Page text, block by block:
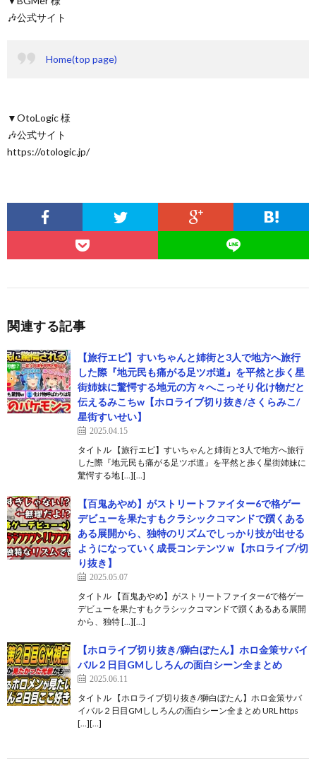
🎶公式サイト
Home(top page)
▼OtoLogic 様
🎶公式サイト
https://otologic.jp/
関連する記事
【旅行エピ】すいちゃんと姉街と3人で地方へ旅行
した際『地元民も痛がる足ツボ道』を平然と歩く星
街姉妹に驚愕する地元の方々へこっそり化け物だと
伝えるみこちw【ホロライブ切り抜き/さくらみこ/
星街すいせい】
2025.04.15
タイトル 【旅行エピ】すいちゃんと姉街と3人で地方へ旅行
した際『地元民も痛がる足ツボ道』を平然と歩く星街姉妹に
驚愕する地 […][…]
【百鬼あやめ】がストリートファイター6で格ゲー
デビューを果たすもクラシックコマンドで躓くある
ある展開から、独特のリズムでしっかり技が出せる
ようになっていく成長コンテンツｗ【ホロライブ/切
り抜き】
2025.05.07
タイトル 【百鬼あやめ】がストリートファイター6で格ゲー
デビューを果たすもクラシックコマンドで躓くあるある展開
から、独特 […][…]
【ホロライブ切り抜き/獅白ぼたん】ホロ金策サバイ
バル２日目GMししろんの面白シーン全まとめ
2025.06.11
タイトル 【ホロライブ切り抜き/獅白ぼたん】ホロ金策サバ
イバル２日目GMししろんの面白シーン全まとめ URL https
[…][…]